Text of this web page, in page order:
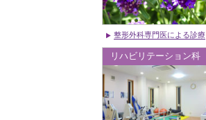
整形外科専門医による診療
リハビリテーション科